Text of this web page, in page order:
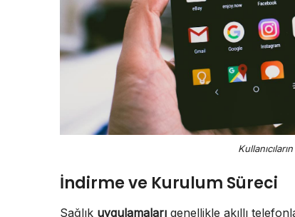
İndirme ve Kurulum Süreci
Sağlık uygulamaları genellikle akıllı